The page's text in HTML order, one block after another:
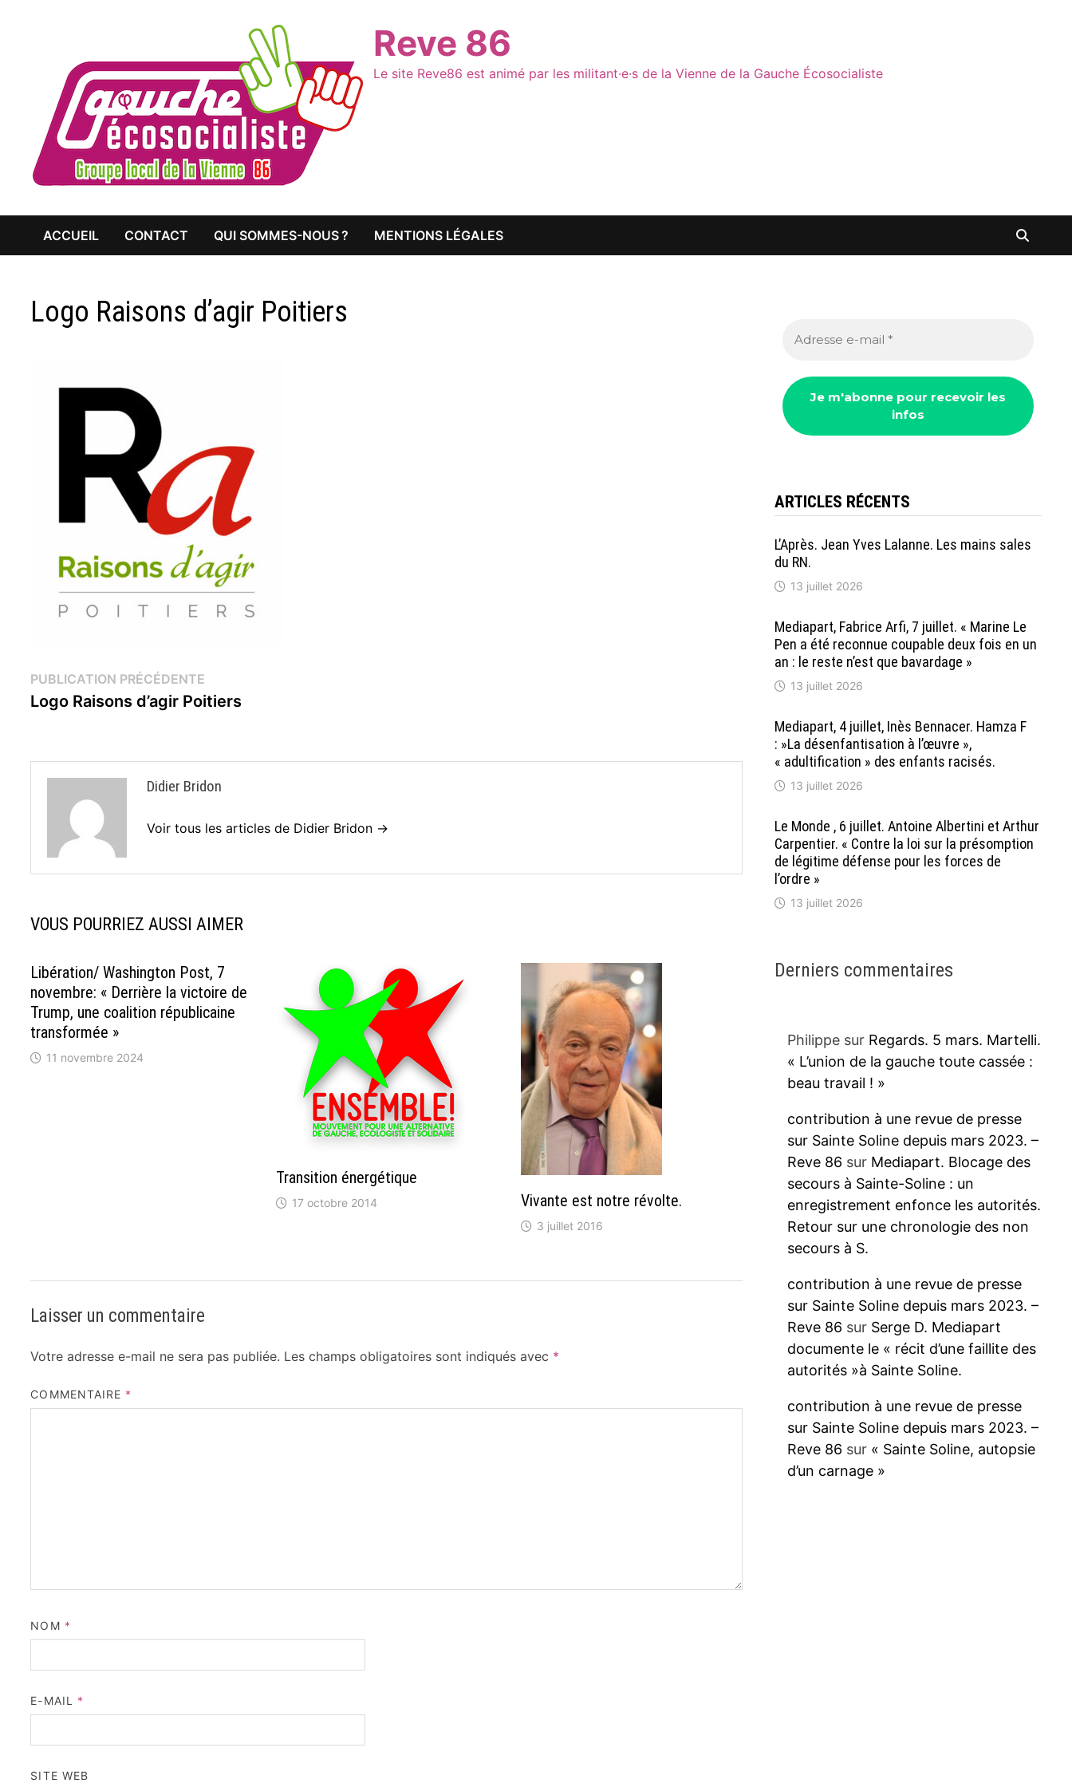
Reve 86
Le site Reve86 est animé par les militant·e·s de la Vienne de la Gauche Écosocialiste
ACCUEIL CONTACT QUI SOMMES-NOUS ? MENTIONS LÉGALES
Logo Raisons d’agir Poitiers
Navigation
de
PUBLICATION PRÉCÉDENTE
précédente :
Logo Raisons d’agir Poitiers
Didier Bridon
Voir tous les articles de Didier Bridon →
VOUS POURRIEZ AUSSI AIMER
Libération/ Washington Post, 7
novembre: « Derrière la victoire de
Trump, une coalition républicaine
transformée »
11 novembre 2024
Transition énergétique
17 octobre 2014 Vivante est notre révolte.
3 juillet 2016
Laisser un commentaire
Votre adresse e-mail ne sera pas publiée. Les champs obligatoires sont indiqués avec *
COMMENTAIRE *
NOM *
E-MAIL *
SITE WEB
ARTICLES RÉCENTS
L’Après. Jean Yves Lalanne. Les mains sales
du RN.
13 juillet 2026
Mediapart, Fabrice Arfi, 7 juillet. « Marine Le
Pen a été reconnue coupable deux fois en un
an : le reste n’est que bavardage »
13 juillet 2026
Mediapart, 4 juillet, Inès Bennacer. Hamza F
: »La désenfantisation à l’œuvre »,
« adultification » des enfants racisés.
13 juillet 2026
Le Monde , 6 juillet. Antoine Albertini et Arthur
Carpentier. « Contre la loi sur la présomption
de légitime défense pour les forces de
l’ordre »
13 juillet 2026
Derniers commentaires
Philippesur Regards. 5 mars. Martelli.
« L’union de la gauche toute cassée :
beau travail ! »
contribution à une revue de presse
sur Sainte Soline depuis mars 2023. –
Reve 86 sur Mediapart. Blocage des
secours à Sainte-Soline : un
enregistrement enfonce les autorités.
Retour sur une chronologie des non
secours à S.
contribution à une revue de presse
sur Sainte Soline depuis mars 2023. –
Reve 86 sur Serge D. Mediapart
documente le « récit d’une faillite des
autorités »à Sainte Soline.
contribution à une revue de presse
sur Sainte Soline depuis mars 2023. –
Reve 86 sur « Sainte Soline, autopsie
d’un carnage »